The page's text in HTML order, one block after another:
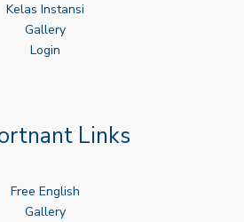
Kelas Instansi
Gallery
Login
Links
Free English
Gallery